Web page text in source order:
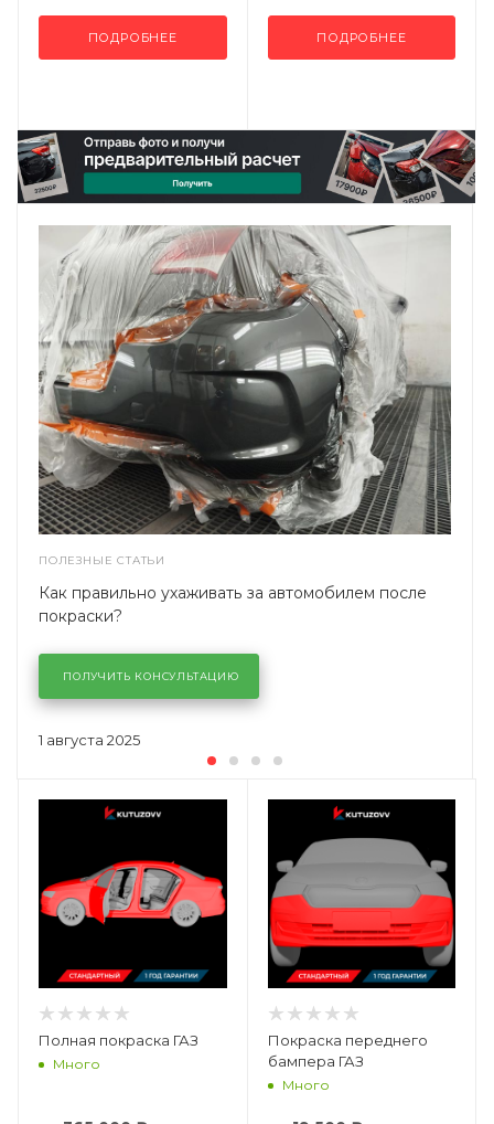
ПОДРОБНЕЕ ПОДРОБНЕЕ
ПОЛЕЗНЫЕ СТАТЬИ
1 августа 2025
Как правильно ухаживать за автомобилем после
покраски?
ПОЛУЧИТЬ КОНСУЛЬТАЦИЮ
Полная покраска ГАЗ
Много
Покраска переднего
бампера ГАЗ
Много